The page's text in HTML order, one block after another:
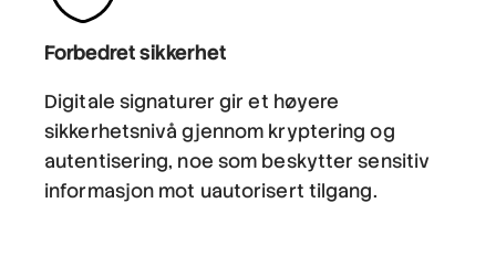
Forbedret sikkerhet
Digitale signaturer gir et høyere
sikkerhetsnivå gjennom kryptering og
autentisering, noe som beskytter sensitiv
informasjon mot uautorisert tilgang.